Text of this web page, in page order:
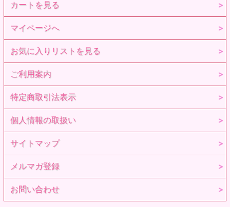
カートを見る
マイページへ
お気に入りリストを見る
ご利用案内
特定商取引法表示
個人情報の取扱い
サイトマップ
メルマガ登録
お問い合わせ